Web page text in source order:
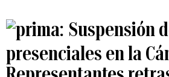
Suspensión
presenciales en la